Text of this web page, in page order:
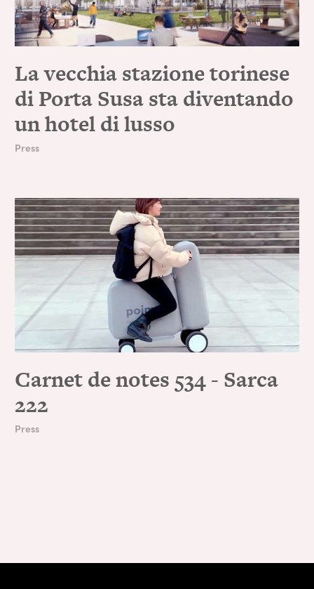
La vecchia stazione torinese
di Porta Susa sta diventando
un hotel di lusso
Press
Carnet de notes 534 - Sarca
222
Press